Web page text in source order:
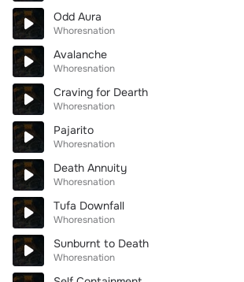
Odd Aura
Whoresnation
Avalanche
Whoresnation
Craving for Dearth
Whoresnation
Pajarito
Whoresnation
Death Annuity
Whoresnation
Tufa Downfall
Whoresnation
Sunburnt to Death
Whoresnation